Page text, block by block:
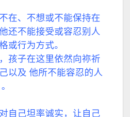
在、不想或不能保持在
还不能接受或容忍别人
或行为方式。
孩子在这里依然向祢祈
以及 他所不能容忍的人
自己坦率诚实，让自己